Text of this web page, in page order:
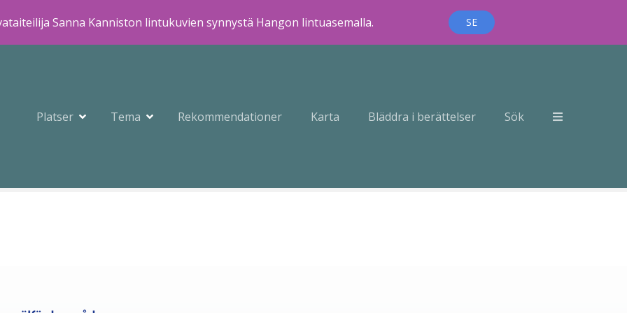
Sanna Kanniston lintukuvien synnystä Hangon lintuasemalla. SE
Platser Tema Rekommendationer Karta Bläddra i berättelser Sök